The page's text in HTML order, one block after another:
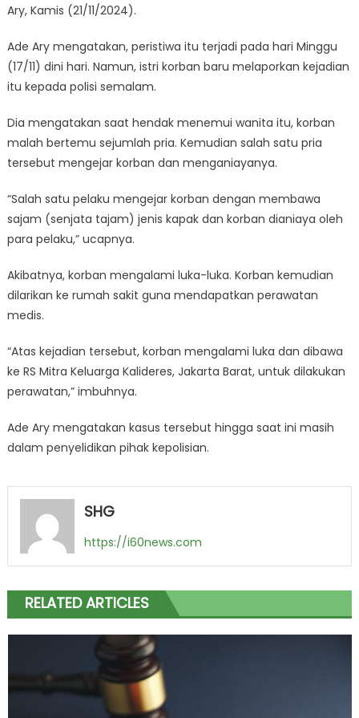
Ary, Kamis (21/11/2024).
Ade Ary mengatakan, peristiwa itu terjadi pada hari Minggu
(17/11) dini hari. Namun, istri korban baru melaporkan kejadian
itu kepada polisi semalam.
Dia mengatakan saat hendak menemui wanita itu, korban
malah bertemu sejumlah pria. Kemudian salah satu pria
tersebut mengejar korban dan menganiayanya.
“Salah satu pelaku mengejar korban dengan membawa
sajam (senjata tajam) jenis kapak dan korban dianiaya oleh
para pelaku,” ucapnya.
Akibatnya, korban mengalami luka-luka. Korban kemudian
dilarikan ke rumah sakit guna mendapatkan perawatan
medis.
“Atas kejadian tersebut, korban mengalami luka dan dibawa
ke RS Mitra Keluarga Kalideres, Jakarta Barat, untuk dilakukan
perawatan,” imbuhnya.
Ade Ary mengatakan kasus tersebut hingga saat ini masih
dalam penyelidikan pihak kepolisian.
SHG
https://i60news.com
RELATED ARTICLES